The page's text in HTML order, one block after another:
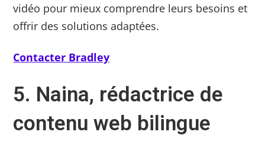
vidéo pour mieux comprendre leurs besoins et
offrir des solutions adaptées.
Contacter Bradley
5. Naina, rédactrice de
contenu web bilingue